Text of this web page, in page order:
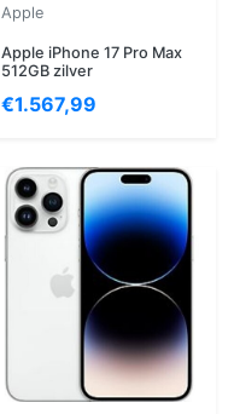
Apple
Apple iPhone 17 Pro Max
512GB zilver
€1.567,99